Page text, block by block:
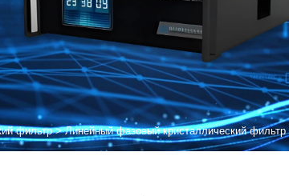
фильтр>Линейный фазовый кристаллический фильтр